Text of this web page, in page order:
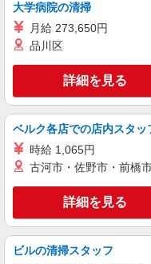
大学病院の清掃
月給 273,650円
品川区
詳細を見る
ベルク各店での店内スタッ
時給 1,065円
古河市・佐野市・前橋
詳細を見る
ビルの清掃スタッフ